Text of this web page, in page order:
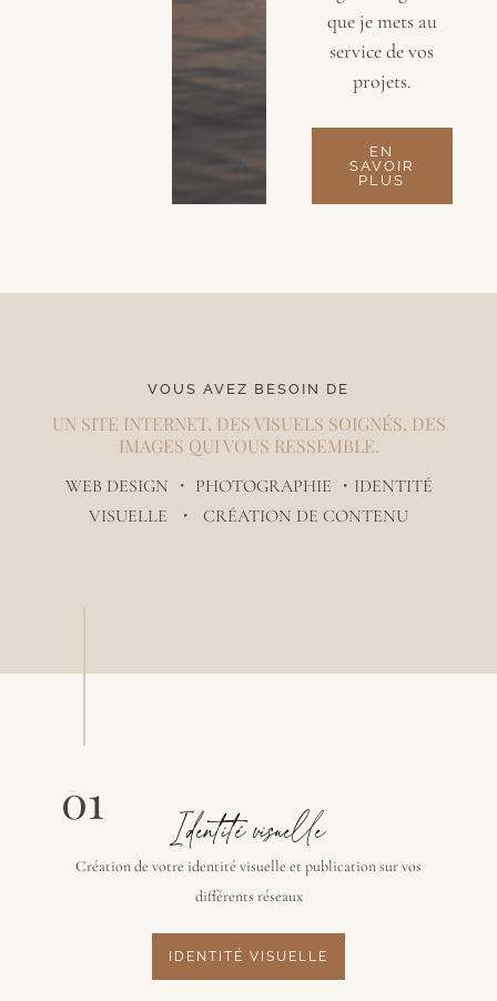
que je mets au
service de vos
projets.
EN
SAVOIR
PLUS
VOUS AVEZ BESOIN DE
UN SITE INTERNET, DES VISUELS SOIGNÉS, DES
IMAGES QUI VOUS RESSEMBLE.
WEB DESIGN ・ PHOTOGRAPHIE ・IDENTITÉ
VISUELLE ・ CRÉATION DE CONTENU
Identité visuelle
Création de votre identité visuelle et publication sur vos
différents réseaux
IDENTITÉ VISUELLE
01